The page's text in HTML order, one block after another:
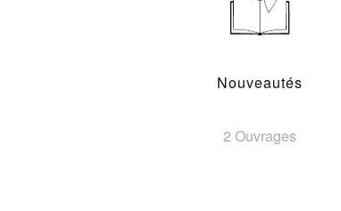
Nouveautés
2 Ouvrages